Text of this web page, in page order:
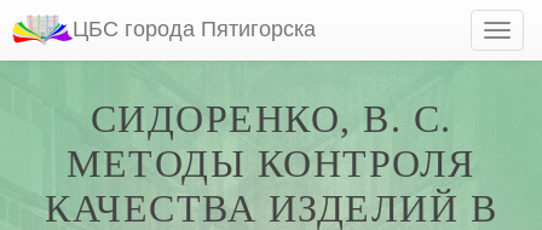
ЦБС города Пятигорска
СИДОРЕНКО, В. С.
МЕТОДЫ КОНТРОЛЯ
КАЧЕСТВА ИЗДЕЛИЙ В